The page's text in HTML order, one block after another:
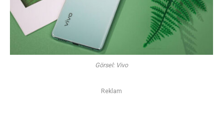
Görsel: Vivo
Reklam